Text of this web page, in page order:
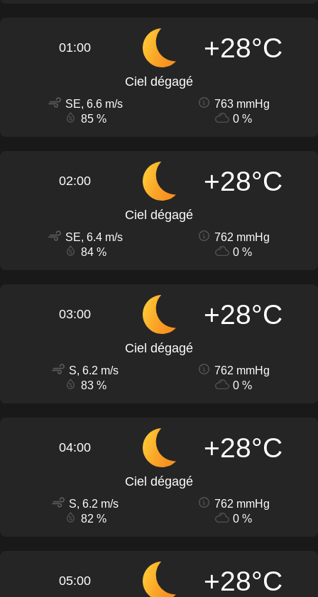
01:00 +28°C
Ciel dégagé
SE, 6.6 m/s
763 mmHg
85 %
0 %
02:00 +28°C
Ciel dégagé
SE, 6.4 m/s
762 mmHg
84 %
0 %
03:00 +28°C
Ciel dégagé
S, 6.2 m/s
762 mmHg
83 %
0 %
04:00 +28°C
Ciel dégagé
S, 6.2 m/s
762 mmHg
82 %
0 %
05:00 +28°C